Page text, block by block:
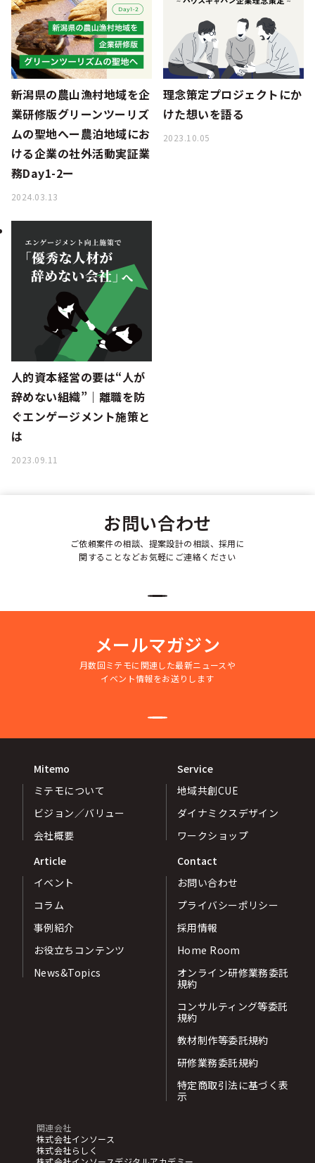
新潟県の農山漁村地域を企
業研修版グリーンツーリズ
ムの聖地へー農泊地域にお
ける企業の社外活動実証業
務Day1-2ー
2024.03.13
理念策定プロジェクトにか
けた想いを語る
2023.10.05
人的資本経営の要は“人が
辞めない組織”｜離職を防
ぐエンゲージメント施策と
は
2023.09.11
お問い合わせ
ご依頼案件の相談、提案設計の相談、採用に
関することなどお気軽にご連絡ください
メールマガジン
月数回ミテモに関連した最新ニュースや
イベント情報をお送りします
Mitemo
ミテモについて
ビジョン／バリュー
会社概要
Service
地域共創CUE
ダイナミクスデザイン
ワークショップ
Article
イベント
コラム
事例紹介
お役立ちコンテンツ
News&Topics
Contact
お問い合わせ
プライバシーポリシー
採用情報
Home Room
オンライン研修業務委託
規約
コンサルティング等委託
規約
教材制作等委託規約
研修業務委託規約
特定商取引法に基づく表
示
関連会社
株式会社インソース
株式会社らしく